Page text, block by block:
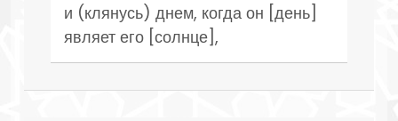
и (клянусь) днем, когда он [день]
являет его [солнце],